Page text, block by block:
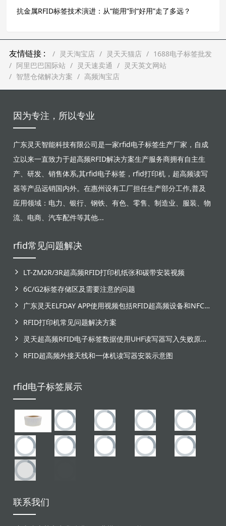
抗金属RFID标签技术演进：从“能用”到“好用”走了多远？
友情链接 : 灵天淘宝店 灵天天猫店
1688电子标签批发
阿里巴巴国际站
灵天速卖通
灵天英文网站
智慧仓储解决方案
高频淘宝店
因为专注，所以专业
广东灵天智能科技有限公司是一家rfid电子标签生产厂家，自成
立以来一直致力于超高频RFID解决方案生产服务商拥有自主生
产、研发、销售体系,其rfid电子标签，rfid打印机，超高频读写
器等产品远销国内外。在惠州设有工厂担任生产部分工作,普及
应用领域：电力、银行、钢铁、有色、零售、制造业、服装、物
流、电商、汽车配件等其他...
rfid常见问题解决
LT-ZM2R/3R超高频RFID打印机纸张和碳带安装视频
6C/G2标签存储区及需要注意的问题
广东灵天ELFDAY APP使用视频包括RFID超高频设备和NFC芯片标签感应
RFID打印机常见问题解决方案
灵天超高频RFID电子标签数据使用UHF读写器写入失败原因分析
RFID超高频外接天线和一体机读写器安装示意图
rfid电子标签展示
联系我们